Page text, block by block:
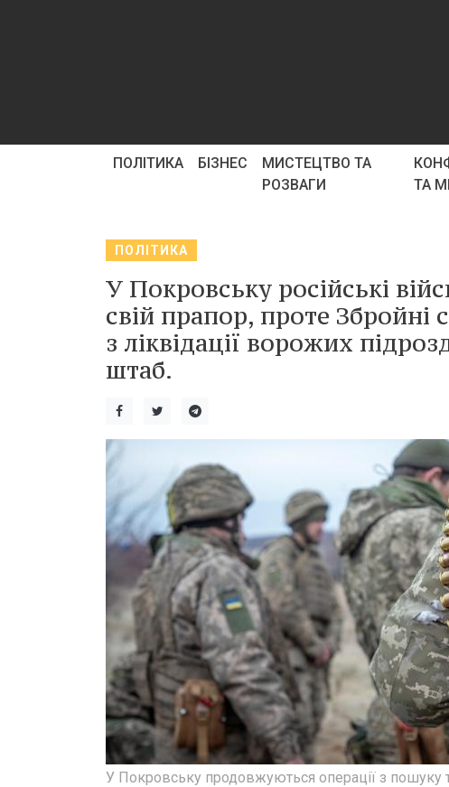
ПОЛІТИКА БІЗНЕС
МИСТЕЦТВО ТА
РОЗВАГИ
ТА
ПОЛІТИКА
У Покровську російські
свій прапор, проте
з ліквідації ворожих
штаб.
У Покровську продовжуються операції з пошуку